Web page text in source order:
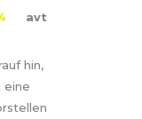
avt
hin,
eine